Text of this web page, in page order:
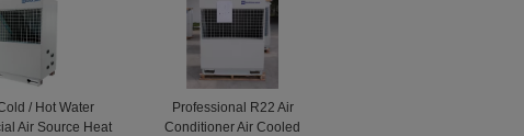
/ Hot Water
Air Source Heat
Professional R22 Air
Conditioner Air Cooled